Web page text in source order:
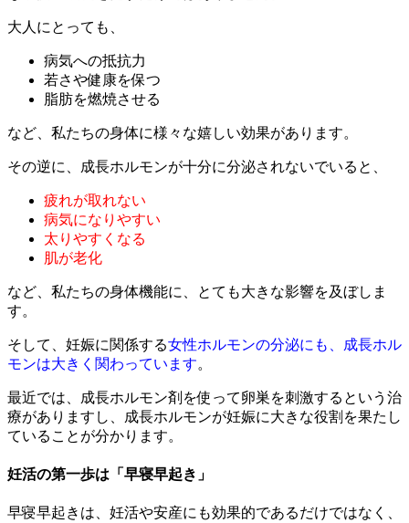
大人にとっても、
病気への抵抗力
若さや健康を保つ
脂肪を燃焼させる
など、私たちの身体に様々な嬉しい効果があります。
その逆に、成長ホルモンが十分に分泌されないでいると、
疲れが取れない
病気になりやすい
太りやすくなる
肌が老化
など、 私たちの身体機能に、とても大きな影響を及ぼしま
す。
そして、妊娠に関係する女性ホルモンの分泌にも、成長ホル
モンは大きく関わっています。
最近では、成長ホルモン剤を使って卵巣を刺激するという治
療がありますし、成長ホルモンが妊娠に大きな役割を果たし
ていることが分かります。
妊活の第一歩は「早寝早起き」
早寝早起きは、妊活や安産にも効果的であるだけではなく、